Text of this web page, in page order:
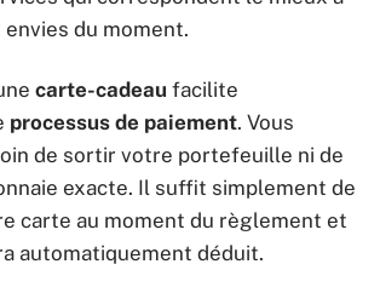
du moment.
carte-cadeau facilite
processus de paiement. Vous
de sortir votre portefeuille ni de
exacte. Il suffit simplement de
carte au moment du règlement et
automatiquement déduit.